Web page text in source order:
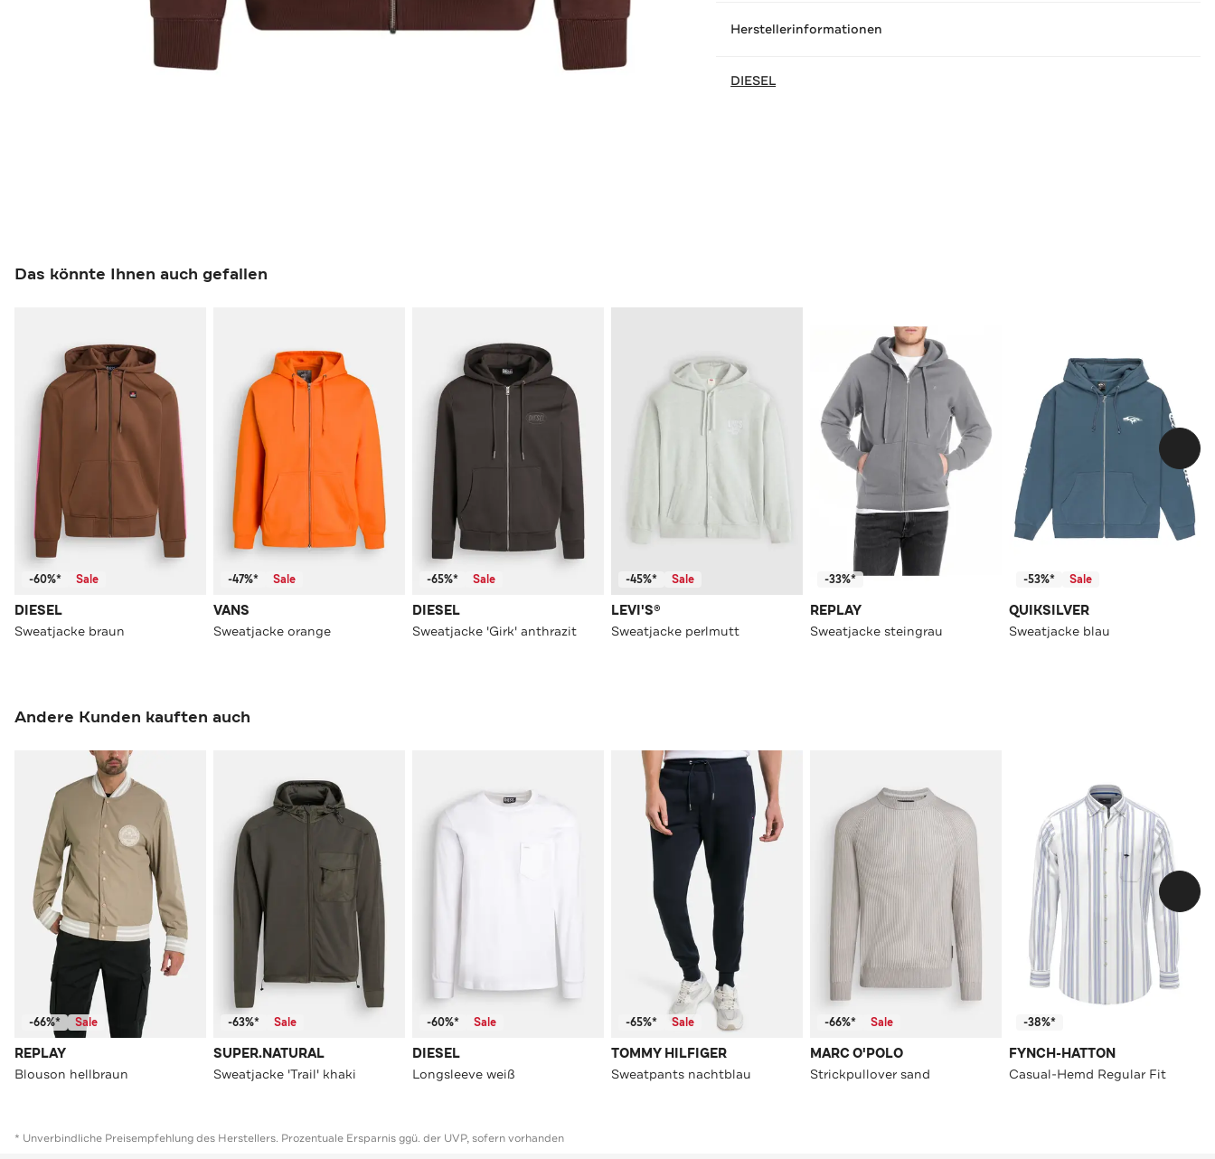
Herstellerinformationen
DIESEL
Das könnte Ihnen auch gefallen
-60%* Sale
DIESEL
Sweatjacke braun
-47%* Sale
VANS
Sweatjacke orange
-65%* Sale
DIESEL
Sweatjacke 'Girk' anthrazit
-45%* Sale
LEVI'S®
Sweatjacke perlmutt
-33%*
REPLAY
Sweatjacke steingrau
-53%* Sale
QUIKSILVER
Sweatjacke blau
Andere Kunden kauften auch
-66%* Sale
REPLAY
Blouson hellbraun
-63%* Sale
SUPER.NATURAL
Sweatjacke 'Trail' khaki
-60%* Sale
DIESEL
Longsleeve weiß
-65%* Sale
TOMMY HILFIGER
Sweatpants nachtblau
-66%* Sale
MARC O'POLO
Strickpullover sand
-38%*
FYNCH-HATTON
Casual-Hemd Regular Fit
* Unverbindliche Preisempfehlung des Herstellers. Prozentuale Ersparnis ggü. der UVP, sofern vorhanden